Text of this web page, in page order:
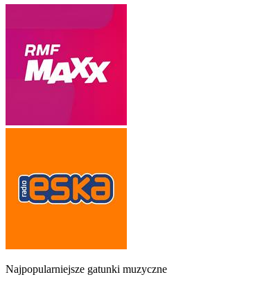
Najpopularniejsze gatunki muzyczne